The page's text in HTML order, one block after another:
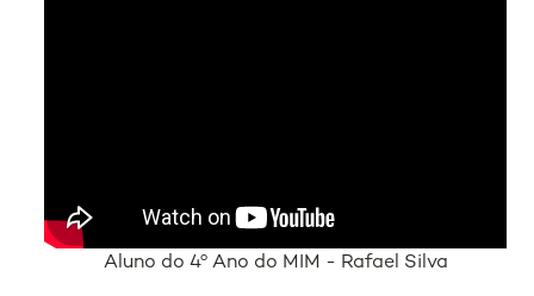
Aluno do 4º Ano do MIM - Rafael Silva